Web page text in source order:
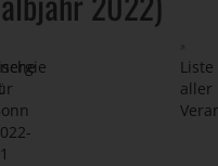
Liste
aller